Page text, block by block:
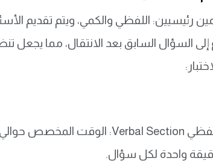
رئيسيين: اللفظي والكمي، ويتم تقديم
السؤال السابق بعد الانتقال، مما يجعل